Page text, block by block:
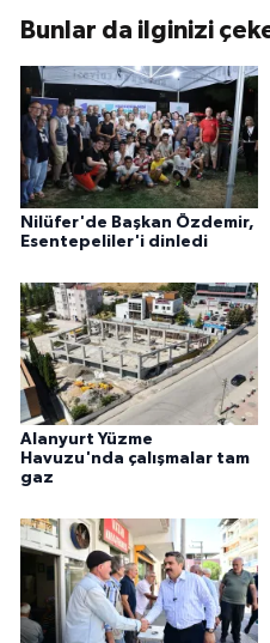
Bunlar da ilginizi
Nilüfer'de Başkan Özdemir,
Esentepeliler'i dinledi
Alanyurt Yüzme
Havuzu'nda çalışmalar tam
gaz